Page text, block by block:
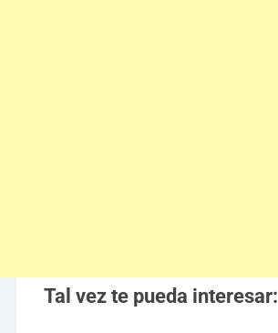
Tal vez te pueda interesar: